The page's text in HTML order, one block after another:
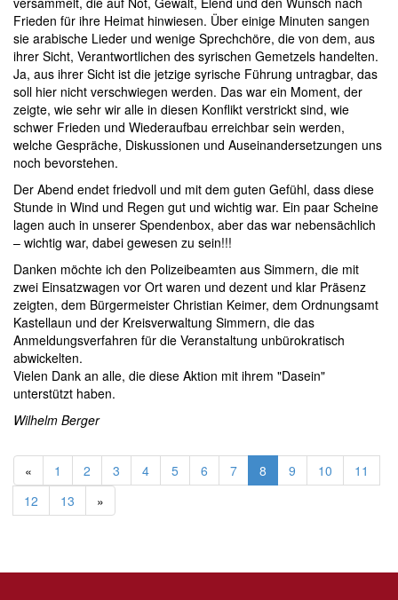
Frieden für ihre Heimat hinwiesen. Über einige Minuten sangen
sie arabische Lieder und wenige Sprechchöre, die von dem, aus
ihrer Sicht, Verantwortlichen des syrischen Gemetzels handelten.
Ja, aus ihrer Sicht ist die jetzige syrische Führung untragbar, das
soll hier nicht verschwiegen werden. Das war ein Moment, der
zeigte, wie sehr wir alle in diesen Konflikt verstrickt sind, wie
schwer Frieden und Wiederaufbau erreichbar sein werden,
welche Gespräche, Diskussionen und Auseinandersetzungen uns
noch bevorstehen.
Der Abend endet friedvoll und mit dem guten Gefühl, dass diese
Stunde in Wind und Regen gut und wichtig war. Ein paar Scheine
lagen auch in unserer Spendenbox, aber das war nebensächlich
– wichtig war, dabei gewesen zu sein!!!
Danken möchte ich den Polizeibeamten aus Simmern, die mit
zwei Einsatzwagen vor Ort waren und dezent und klar Präsenz
zeigten, dem Bürgermeister Christian Keimer, dem Ordnungsamt
Kastellaun und der Kreisverwaltung Simmern, die das
Anmeldungsverfahren für die Veranstaltung unbürokratisch
abwickelten.
Vielen Dank an alle, die diese Aktion mit ihrem "Dasein"
unterstützt haben.
Wilhelm Berger
« 1 2 3 4 5 6 7 8 9 10
11
12
13 »